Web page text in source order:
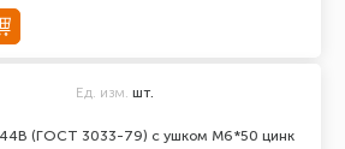
(ГОСТ 3033-79) с ушком М6*50 цинк
Ед. изм. шт.